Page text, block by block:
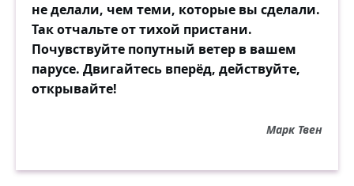
не делали, чем теми, которые вы сделали.
Так отчальте от тихой пристани.
Почувствуйте попутный ветер в вашем
парусе. Двигайтесь вперёд, действуйте,
открывайте!
Марк Твен